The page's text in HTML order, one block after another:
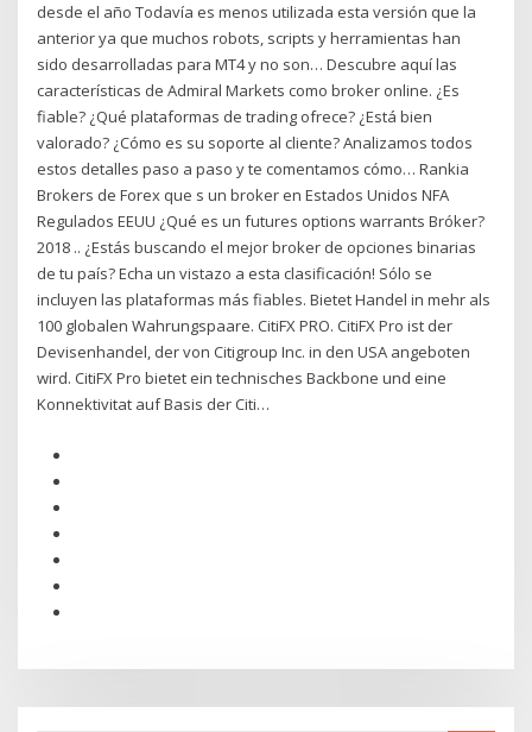
desde el año Todavía es menos utilizada esta versión que la
anterior ya que muchos robots, scripts y herramientas han
sido desarrolladas para MT4 y no son… Descubre aquí las
características de Admiral Markets como broker online. ¿Es
fiable? ¿Qué plataformas de trading ofrece? ¿Está bien
valorado? ¿Cómo es su soporte al cliente? Analizamos todos
estos detalles paso a paso y te comentamos cómo… Rankia
Brokers de Forex que s un broker en Estados Unidos NFA
Regulados EEUU ¿Qué es un futures options warrants Bróker?
2018 .. ¿Estás buscando el mejor broker de opciones binarias
de tu país? Echa un vistazo a esta clasificación! Sólo se
incluyen las plataformas más fiables. Bietet Handel in mehr als
100 globalen Wahrungspaare. CitiFX PRO. CitiFX Pro ist der
Devisenhandel, der von Citigroup Inc. in den USA angeboten
wird. CitiFX Pro bietet ein technisches Backbone und eine
Konnektivitat auf Basis der Citi…